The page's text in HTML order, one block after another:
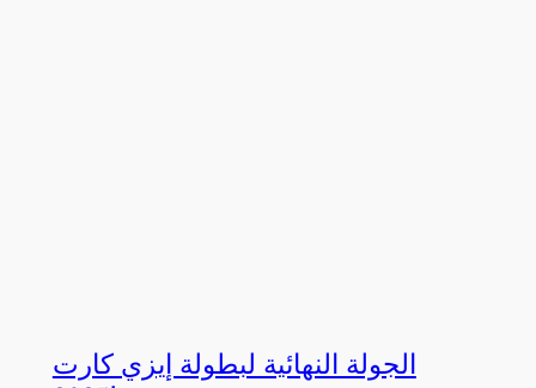
الجولة النهائية لبطولة إيزي كارت